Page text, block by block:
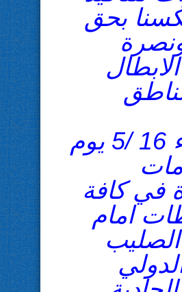
بحق
– الثلاثاء 16 /5 يوم
في كافة
امام